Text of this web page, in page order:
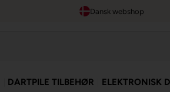
Dansk webshop
DARTPILE TILBEHØR ELEKTRONISK